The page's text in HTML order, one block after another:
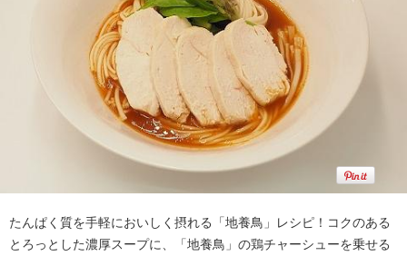
たんぱく質を手軽においしく摂れる「地養鳥」レシピ！コクのある
とろっとした濃厚スープに、「地養鳥」の鶏チャーシューを乗せる